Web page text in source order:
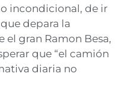
incondicional, de ir
depara la
gran Ramon Besa,
que “el camión
diaria no